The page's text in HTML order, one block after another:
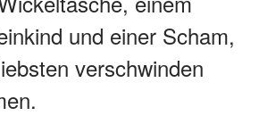
und einer Scham,
verschwinden